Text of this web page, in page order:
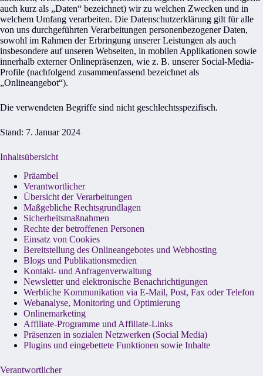
auch kurz als „Daten“ bezeichnet) wir zu welchen Zwecken und in
welchem Umfang verarbeiten. Die Datenschutzerklärung gilt für alle
von uns durchgeführten Verarbeitungen personenbezogener Daten,
sowohl im Rahmen der Erbringung unserer Leistungen als auch
insbesondere auf unseren Webseiten, in mobilen Applikationen sowie
innerhalb externer Onlinepräsenzen, wie z. B. unserer Social-Media-
Profile (nachfolgend zusammenfassend bezeichnet als
„Onlineangebot“).
Die verwendeten Begriffe sind nicht geschlechtsspezifisch.
Stand: 7. Januar 2024
Inhaltsübersicht
Präambel
Verantwortlicher
Übersicht der Verarbeitungen
Maßgebliche Rechtsgrundlagen
Sicherheitsmaßnahmen
Rechte der betroffenen Personen
Einsatz von Cookies
Bereitstellung des Onlineangebotes und Webhosting
Blogs und Publikationsmedien
Kontakt- und Anfragenverwaltung
Newsletter und elektronische Benachrichtigungen
Werbliche Kommunikation via E-Mail, Post, Fax oder Telefon
Webanalyse, Monitoring und Optimierung
Onlinemarketing
Affiliate-Programme und Affiliate-Links
Präsenzen in sozialen Netzwerken (Social Media)
Plugins und eingebettete Funktionen sowie Inhalte
Verantwortlicher